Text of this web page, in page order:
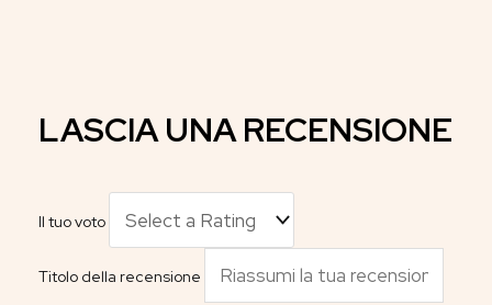
LASCIA UNA RECENSIONE
Il tuo voto
Titolo della recensione